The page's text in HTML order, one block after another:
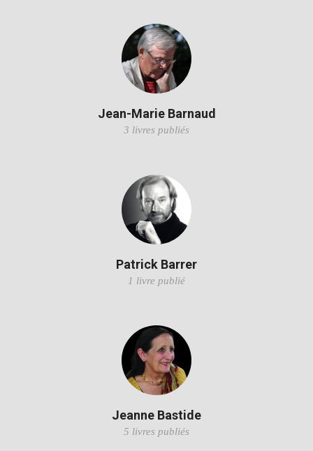
Jean-Marie Barnaud
3 livres publiés
Patrick Barrer
1 livre publié
Jeanne Bastide
5 livres publiés